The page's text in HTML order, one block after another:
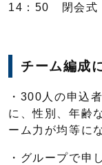
14：50 閉会式
チーム編成
・300人の申込
に、性別、年齢
ーム力が均等に
・グループで申